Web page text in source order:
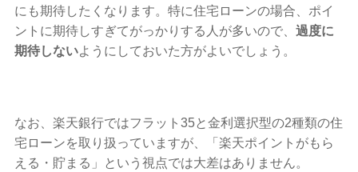
にも期待したくなります。特に住宅ローンの場合、ポイ
ントに期待しすぎてがっかりする人が多いので、過度に
期待しないようにしておいた方がよいでしょう。
なお、楽天銀行ではフラット35と金利選択型の2種類の住
宅ローンを取り扱っていますが、「楽天ポイントがもら
える・貯まる」という視点では大差はありません。